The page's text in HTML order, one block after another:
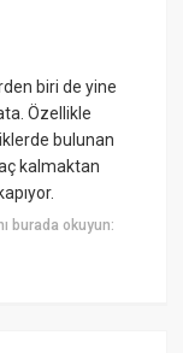
biri de yine
Özellikle
bulunan
kalmaktan
burada okuyun: